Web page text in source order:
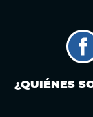
¿QUIÉNES